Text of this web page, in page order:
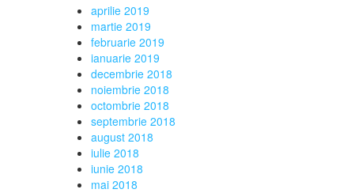
aprilie 2019
martie 2019
februarie 2019
ianuarie 2019
decembrie 2018
noiembrie 2018
octombrie 2018
septembrie 2018
august 2018
iulie 2018
iunie 2018
mai 2018